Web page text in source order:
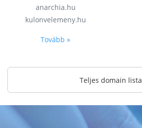
anarchia.hu
kulonvelemeny.hu
Tovább »
Teljes domain lista